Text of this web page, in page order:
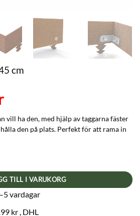
cm
vill ha den, med hjälp av taggarna fäster
den på plats. Perfekt för att rama in
TILL I VARUKORG
vardagar
kr , DHL